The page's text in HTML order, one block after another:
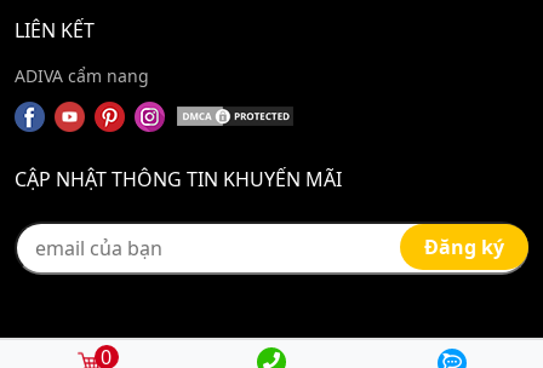
LIÊN KẾT
ADIVA cẩm nang
CẬP NHẬT THÔNG TIN KHUYẾN MÃI
0